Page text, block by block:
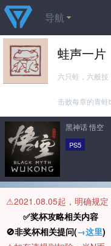
导航
蛙声一片
六只蛙，六般技
击败每章的青蛙
黑神话 悟空
PS5
⚠️2021.08.05起，明确规定
✅奖杯攻略相关内容
🚫非奖杯相关提问(→这里)